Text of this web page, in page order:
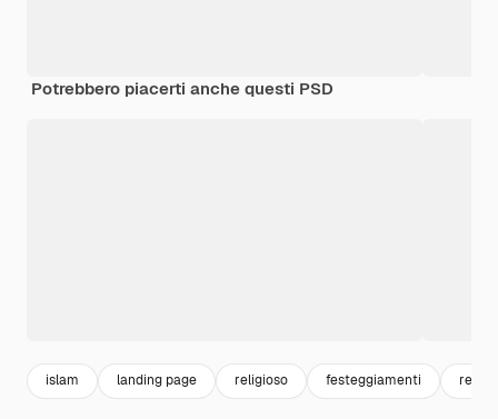
Potrebbero piacerti anche questi PSD
islam landing page religioso festeggiamenti